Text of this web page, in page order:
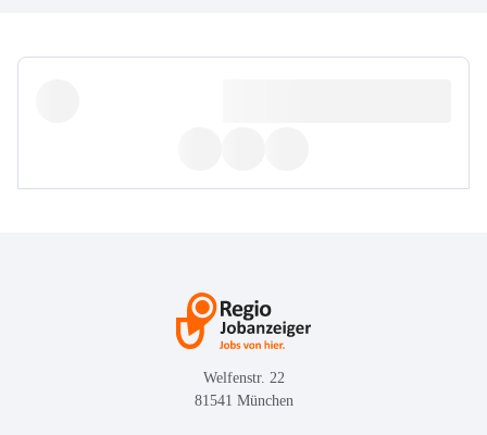
Welfenstr. 22
81541 München